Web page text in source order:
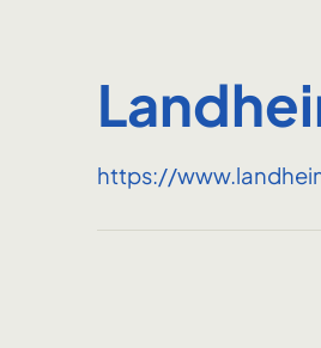
https://